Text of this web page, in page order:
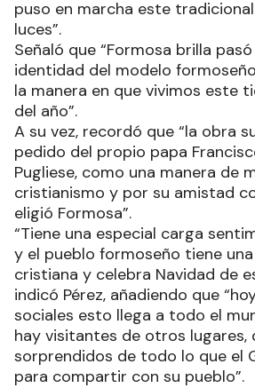
puso en marcha este
luces”.
Señaló que “Formosa brilla
identidad del modelo
la manera en que vivimos este
del año”.
A su vez, recordó que “la obra
pedido del propio papa
Pugliese, como una manera de
cristianismo y por su amistad
eligió Formosa”.
“Tiene una especial carga
y el pueblo formoseño tiene
cristiana y celebra Navidad de
indicó Pérez, añadiendo que
sociales esto llega a todo el
hay visitantes de otros lugares,
sorprendidos de todo lo que el
para compartir con su pueblo”.